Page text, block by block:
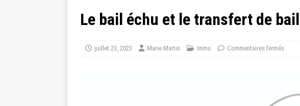
Le bail échu et le transfert de
juillet 23, 2023 Marie Martin Immo Commentaires fermés